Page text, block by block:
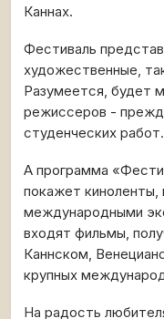
Каннах.
Фестиваль
художественные,
Разумеется, будет
режиссеров -
студенческих работ.
А программа
покажет киноленты,
международными
входят фильмы,
Каннском,
крупных
На радость